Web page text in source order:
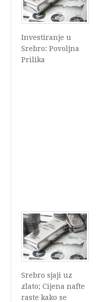
Investiranje u
Srebro: Povoljna
Prilika
Srebro sjaji uz
zlato; Cijena nafte
raste kako se